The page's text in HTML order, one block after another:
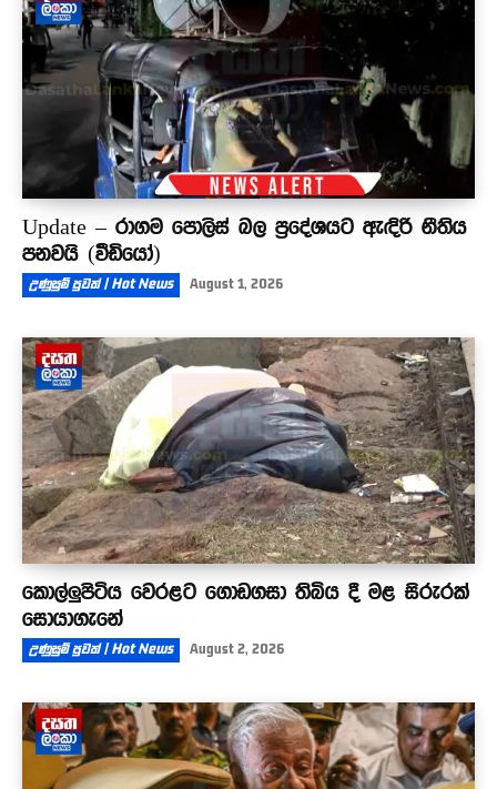
Update – රාගම පොලිස් බල ප්‍රදේශයට ඇඳිරි නීතිය
පනවයි (වීඩියෝ)
උණුසුම් පුවත් | Hot News August 1, 2026
කොල්ලුපිටිය වෙරළට ගොඩගසා තිබිය දී මළ සිරුරක්
සොයාගැනේ
උණුසුම් පුවත් | Hot News August 2, 2026